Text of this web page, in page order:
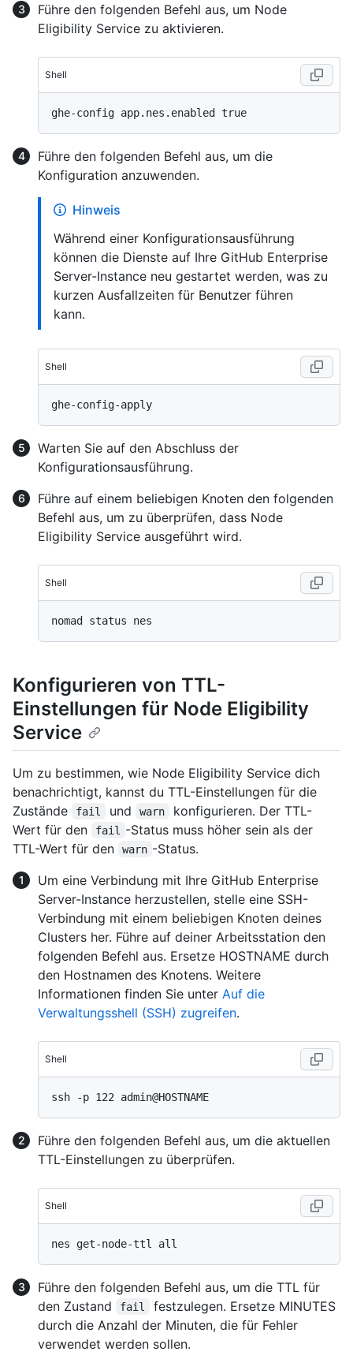
Führe den folgenden Befehl aus, um Node
Eligibility Service zu aktivieren.
Shell
Führe den folgenden Befehl aus, um die
Konfiguration anzuwenden.
Hinweis
Während einer Konfigurationsausführung
können die Dienste auf Ihre GitHub Enterprise
Server-Instance neu gestartet werden, was zu
kurzen Ausfallzeiten für Benutzer führen
kann.
Shell
Warten Sie auf den Abschluss der
Konfigurationsausführung.
Führe auf einem beliebigen Knoten den folgenden
Befehl aus, um zu überprüfen, dass Node
Eligibility Service ausgeführt wird.
Shell
Konfigurieren von TTL-
Einstellungen für Node Eligibility
Service
Um zu bestimmen, wie Node Eligibility Service dich
benachrichtigt, kannst du TTL-Einstellungen für die
Zustände
fail und warn
konfigurieren. Der TTL-
Wert für den
fail
-Status muss höher sein als der
TTL-Wert für den
warn -Status.
Um eine Verbindung mit Ihre GitHub Enterprise
Server-Instance herzustellen, stelle eine SSH-
Verbindung mit einem beliebigen Knoten deines
Clusters her. Führe auf deiner Arbeitsstation den
folgenden Befehl aus. Ersetze HOSTNAME durch
den Hostnamen des Knotens. Weitere
Informationen finden Sie unter Auf die
Verwaltungsshell (SSH) zugreifen.
Shell
Führe den folgenden Befehl aus, um die aktuellen
TTL-Einstellungen zu überprüfen.
Shell
Führe den folgenden Befehl aus, um die TTL für
den Zustand
fail
festzulegen. Ersetze MINUTES
durch die Anzahl der Minuten, die für Fehler
verwendet werden sollen.